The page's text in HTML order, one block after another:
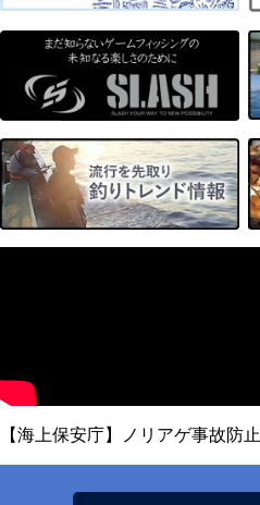
【海上保安庁】ノリアゲ事故防止